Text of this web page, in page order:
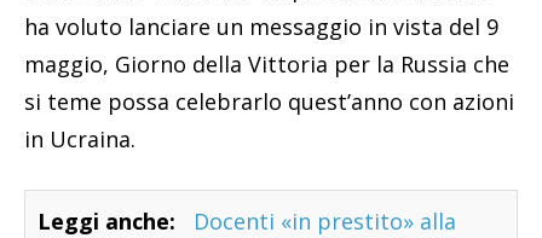
ha voluto lanciare un messaggio in vista del 9
maggio, Giorno della Vittoria per la Russia che
si teme possa celebrarlo quest’anno con azioni
in Ucraina.
Leggi anche:
Docenti «in prestito» alla